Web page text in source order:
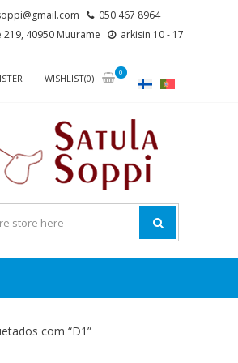
050 467 8964
40950 Muurame
arkisin 10 - 17
WISHLIST(0)
0
com “D1”